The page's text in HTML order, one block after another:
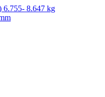
6.755- 8.647 kg